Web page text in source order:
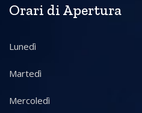
Orari di Apertura
Lunedì
Martedì
Mercoledì